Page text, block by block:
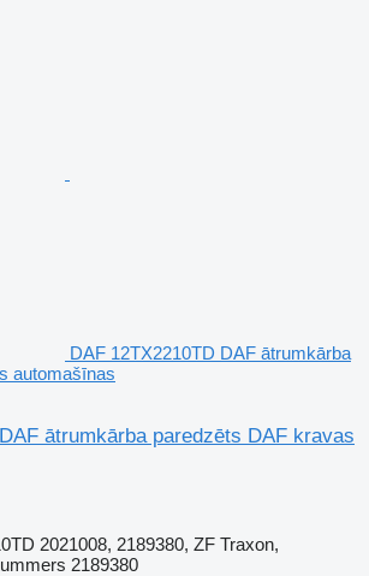
DAF 12TX2210TD DAF ātrumkārba
automašīnas
ātrumkārba paredzēts DAF kravas
2021008, 2189380, ZF Traxon,
2189380